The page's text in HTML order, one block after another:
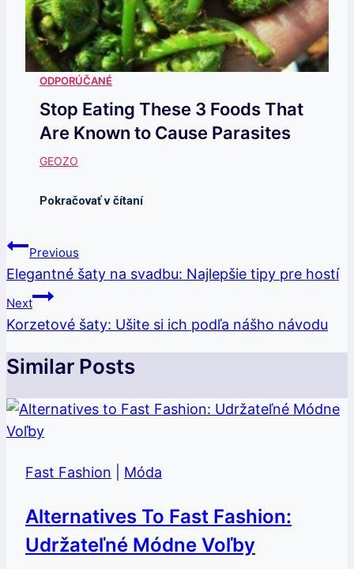
Stop Eating These 3 Foods That
Are Known to Cause Parasites
Navigácia
V
Článku
Previous
Elegantné šaty na svadbu: Najlepšie tipy pre hostí
Next
Korzetové šaty: Ušite si ich podľa nášho návodu
Similar Posts
Fast Fashion Móda
Alternatives To Fast Fashion:
Udržateľné Módne Voľby